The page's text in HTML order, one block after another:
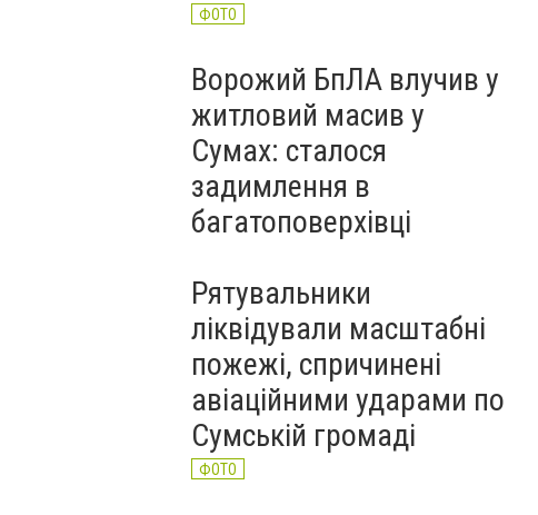
ФОТО
Ворожий БпЛА влучив у
житловий масив у
Сумах: сталося
задимлення в
багатоповерхівці
Рятувальники
ліквідували масштабні
пожежі, спричинені
авіаційними ударами по
Сумській громаді
ФОТО